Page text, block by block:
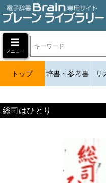
メニュー
トップ 辞書・参考書 リ
総司はひとり